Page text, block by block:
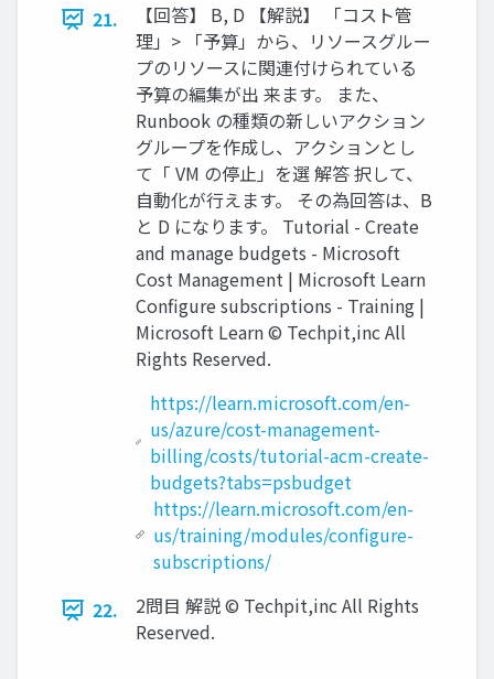
21.
【回答】 B, D 【解説】 「コスト管
理」> 「予算」から、リソースグルー
プのリソースに関連付けられている
予算の編集が出 来ます。 また、
Runbook の種類の新しいアクション
グループを作成し、アクションとし
て「 VM の停止」を選 解答 択して、
自動化が行えます。 その為回答は、B
と D になります。 Tutorial - Create
and manage budgets - Microsoft
Cost Management | Microsoft Learn
Configure subscriptions - Training |
Microsoft Learn © Techpit,inc All
Rights Reserved.
https://learn.microsoft.com/en-
us/azure/cost-management-
billing/costs/tutorial-acm-create-
budgets?tabs=psbudget
https://learn.microsoft.com/en-
us/training/modules/configure-
subscriptions/
22.
2問目 解説 © Techpit,inc All Rights
Reserved.